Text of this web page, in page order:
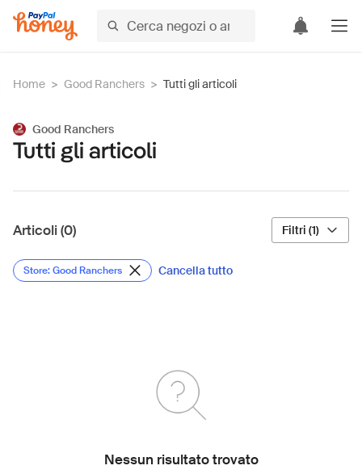
Home > Good Ranchers > Tutti gli articoli
Good Ranchers
Tutti gli articoli
Articoli (0) Filtri (1)
Store: Good Ranchers Cancella tutto
Nessun risultato trovato